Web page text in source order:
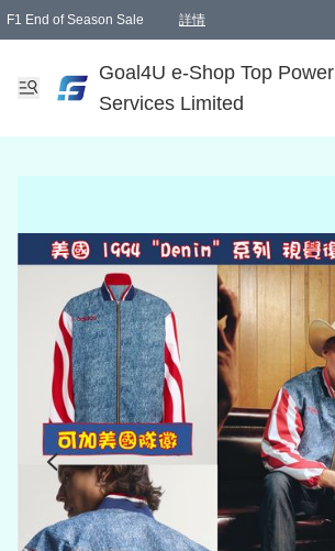
F1 End of Season Sale 詳情
Goal4U e-Shop Top Power
Services Limited